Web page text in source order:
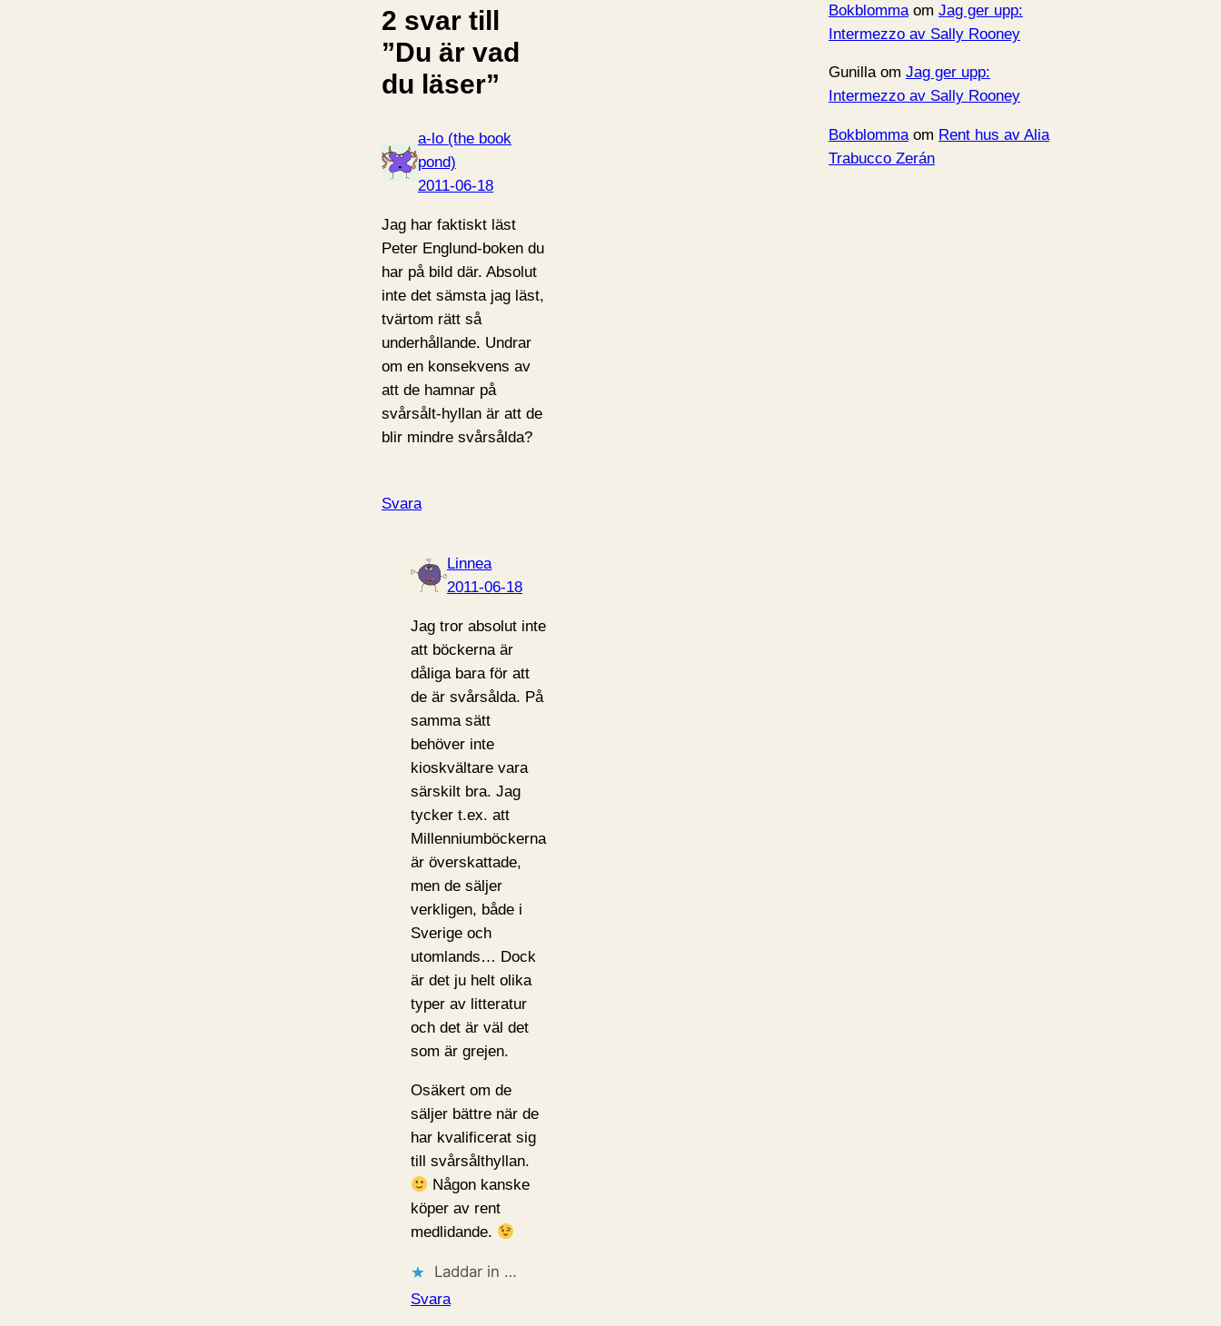
2 svar till
”Du är vad
du läser”
a-lo (the book
pond)
2011-06-18
Jag har faktiskt läst
Peter Englund-boken du
har på bild där. Absolut
inte det sämsta jag läst,
tvärtom rätt så
underhållande. Undrar
om en konsekvens av
att de hamnar på
svårsålt-hyllan är att de
blir mindre svårsålda?
Svara
Linnea
2011-06-18
Jag tror absolut inte
att böckerna är
dåliga bara för att
de är svårsålda. På
samma sätt
behöver inte
kioskvältare vara
särskilt bra. Jag
tycker t.ex. att
Millenniumböckerna
är överskattade,
men de säljer
verkligen, både i
Sverige och
utomlands… Dock
är det ju helt olika
typer av litteratur
och det är väl det
som är grejen.
Osäkert om de
säljer bättre när de
har kvalificerat sig
till svårsålthyllan.
Någon kanske
köper av rent
medlidande.
Laddar in …
Svara
Bokblomma om Jag ger upp:
Intermezzo av Sally Rooney
Gunillaom Jag ger upp:
Intermezzo av Sally Rooney
Bokblommaom Rent hus av Alia
Trabucco Zerán